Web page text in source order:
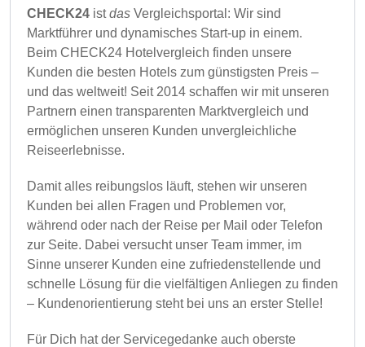
CHECK24 istdas Vergleichsportal: Wir sind
Marktführer und dynamisches Start-up in einem.
Beim CHECK24 Hotelvergleich finden unsere
Kunden die besten Hotels zum günstigsten Preis –
und das weltweit! Seit 2014 schaffen wir mit unseren
Partnern einen transparenten Marktvergleich und
ermöglichen unseren Kunden unvergleichliche
Reiseerlebnisse.
Damit alles reibungslos läuft, stehen wir unseren
Kunden bei allen Fragen und Problemen vor,
während oder nach der Reise per Mail oder Telefon
zur Seite. Dabei versucht unser Team immer, im
Sinne unserer Kunden eine zufriedenstellende und
schnelle Lösung für die vielfältigen Anliegen zu finden
– Kundenorientierung steht bei uns an erster Stelle!
Für Dich hat der Servicegedanke auch oberste